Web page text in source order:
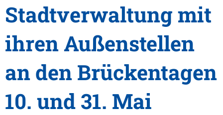
Stadtverwaltung mit
ihren Außenstellen
an den Brückentagen
10. und 31. Mai